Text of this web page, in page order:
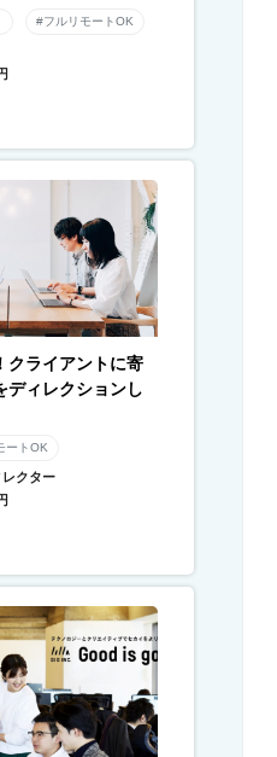
#フルリモートOK
クライアントに寄
ディレクションし
ートOK
クター